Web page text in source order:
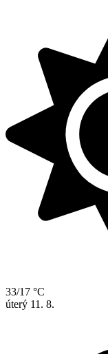
33/17 °C
úterý 11. 8.